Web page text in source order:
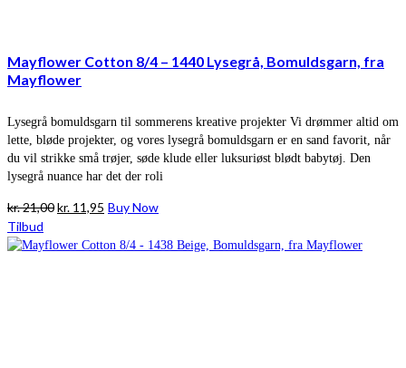
Mayflower Cotton 8/4 – 1440 Lysegrå, Bomuldsgarn, fra
Mayflower
Lysegrå bomuldsgarn til sommerens kreative projekter Vi drømmer altid om
lette, bløde projekter, og vores lysegrå bomuldsgarn er en sand favorit, når
du vil strikke små trøjer, søde klude eller luksuriøst blødt babytøj. Den
lysegrå nuance har det der roli
kr.21,00Den
pris
kr. 11,95 Den
pris
Buy Now
Tilbud